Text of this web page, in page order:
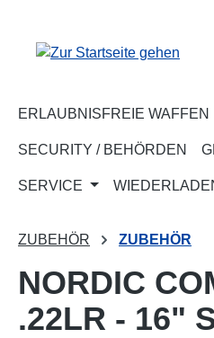
ERLAUBNISFREIE WAFFEN
SECURITY / BEHÖRDEN
SERVICE
ZUBEHÖR ZUBEHÖR
NORDIC
.22LR - 16"